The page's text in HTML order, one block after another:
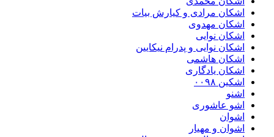
اشکان مرادی و کیارش بیات
اشکان مهدوی
اشکان نوایی
اشکان نوایی و پدرام نیکایین
اشکان هاشمی
اشکان یادگاری
اشکین ۰۰۹۸
اشنو
اشو عاشوری
اشوان
اشوان و مهیار